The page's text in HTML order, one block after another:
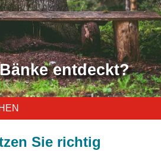
entdeckt?
Sie richtig